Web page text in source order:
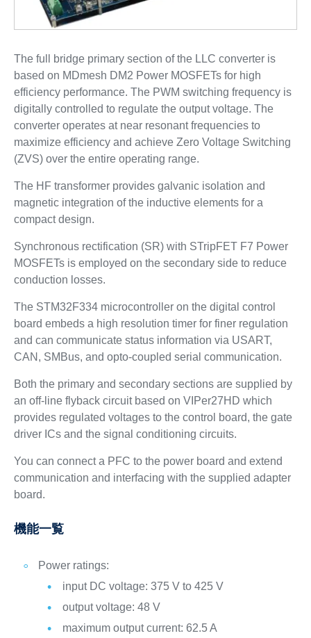
The full bridge primary section of the LLC converter is
based on MDmesh DM2 Power MOSFETs for high
efficiency performance. The PWM switching frequency is
digitally controlled to regulate the output voltage. The
converter operates at near resonant frequencies to
maximize efficiency and achieve Zero Voltage Switching
(ZVS) over the entire operating range.
The HF transformer provides galvanic isolation and
magnetic integration of the inductive elements for a
compact design.
Synchronous rectification (SR) with STripFET F7 Power
MOSFETs is employed on the secondary side to reduce
conduction losses.
The STM32F334 microcontroller on the digital control
board embeds a high resolution timer for finer regulation
and can communicate status information via USART,
CAN, SMBus, and opto-coupled serial communication.
Both the primary and secondary sections are supplied by
an off-line flyback circuit based on VIPer27HD which
provides regulated voltages to the control board, the gate
driver ICs and the signal conditioning circuits.
You can connect a PFC to the power board and extend
communication and interfacing with the supplied adapter
board.
機能一覧
Power ratings:
input DC voltage: 375 V to 425 V
output voltage: 48 V
maximum output current: 62.5 A